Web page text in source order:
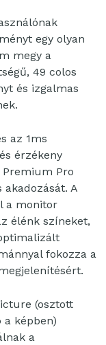
egy olyan
megy a
49 colos
és izgalmas
az 1ms
érzékeny
Premium Pro
akadozását. A
a monitor
élénk színeket,
fokozza a
(osztott
képben)
a